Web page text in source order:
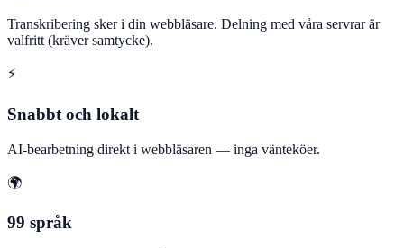
Transkribering sker i din webbläsare. Delning med våra servrar är
valfritt (kräver samtycke).
⚡
Snabbt och lokalt
AI-bearbetning direkt i webbläsaren — inga vänteköer.
🌍
99 språk